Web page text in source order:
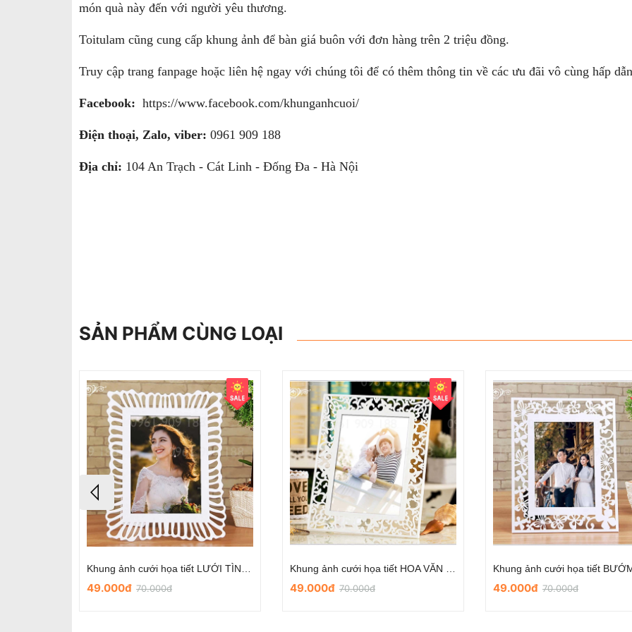
món quà này đến với người yêu thương.
Toitulam cũng cung cấp khung ảnh để bàn giá buôn với đơn hàng trên 2 triệu đồng.
Truy cập trang fanpage hoặc liên hệ ngay với chúng tôi để có thêm thông tin về các ưu đãi vô cùng hấp
Facebook: https://www.facebook.com/khunganhcuoi/
Điện thoại, Zalo, viber: 0961 909 188
Địa chỉ: 104 An Trạch - Cát Linh - Đống Đa - Hà Nội
SẢN PHẨM CÙNG LOẠI
49.000đ 70.000đ 49.000đ 70.000đ 49.000đ 70.000đ